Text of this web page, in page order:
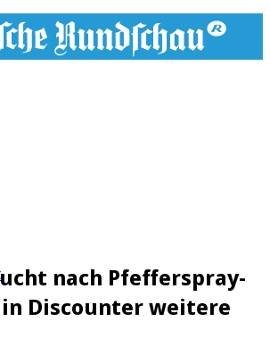
nach Pfefferspray-
Discounter weitere